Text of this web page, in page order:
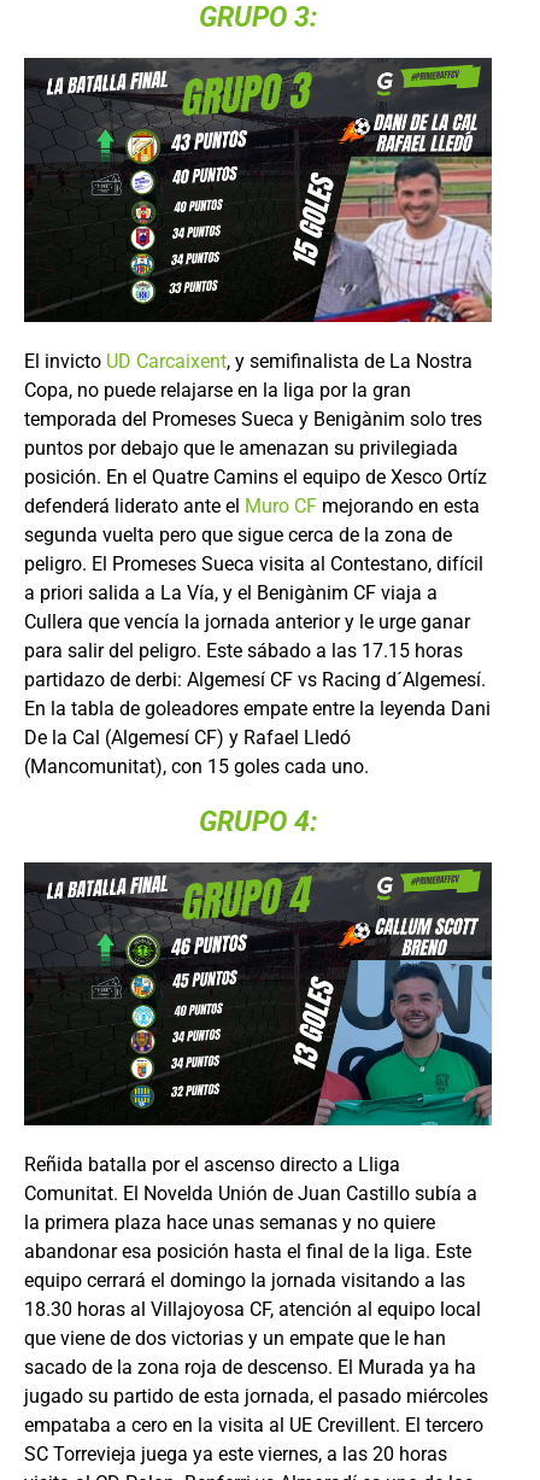
GRUPO 3:
El invicto UD Carcaixent, y semifinalista de La Nostra
Copa, no puede relajarse en la liga por la gran
temporada del Promeses Sueca y Benigànim solo tres
puntos por debajo que le amenazan su privilegiada
posición. En el Quatre Camins el equipo de Xesco Ortíz
defenderá liderato ante el Muro CF mejorando en esta
segunda vuelta pero que sigue cerca de la zona de
peligro. El Promeses Sueca visita al Contestano, difícil
a priori salida a La Vía, y el Benigànim CF viaja a
Cullera que vencía la jornada anterior y le urge ganar
para salir del peligro. Este sábado a las 17.15 horas
partidazo de derbi: Algemesí CF vs Racing d´Algemesí.
En la tabla de goleadores empate entre la leyenda Dani
De la Cal (Algemesí CF) y Rafael Lledó
(Mancomunitat), con 15 goles cada uno.
GRUPO 4:
Reñida batalla por el ascenso directo a Lliga
Comunitat. El Novelda Unión de Juan Castillo subía a
la primera plaza hace unas semanas y no quiere
abandonar esa posición hasta el final de la liga. Este
equipo cerrará el domingo la jornada visitando a las
18.30 horas al Villajoyosa CF, atención al equipo local
que viene de dos victorias y un empate que le han
sacado de la zona roja de descenso. El Murada ya ha
jugado su partido de esta jornada, el pasado miércoles
empataba a cero en la visita al UE Crevillent. El tercero
SC Torrevieja juega ya este viernes, a las 20 horas